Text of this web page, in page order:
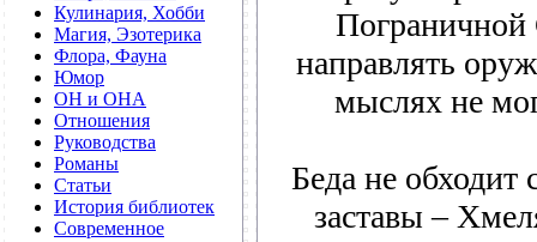
Кулинария, Хобби
Магия, Эзотерика
Флора, Фауна
Юмор
ОН и ОНА
Отношения
Руководства
Романы
Статьи
История библиотек
Современное
направлять
мыслях не
Беда не обходит
заставы –